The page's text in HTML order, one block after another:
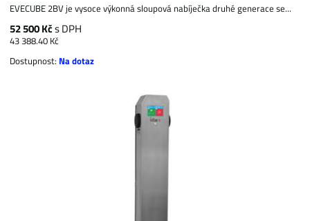
EVECUBE 2BV je vysoce výkonná sloupová nabíječka druhé generace se...
52 500 Kčs DPH
43 388.40 Kč
Dostupnost: Na dotaz